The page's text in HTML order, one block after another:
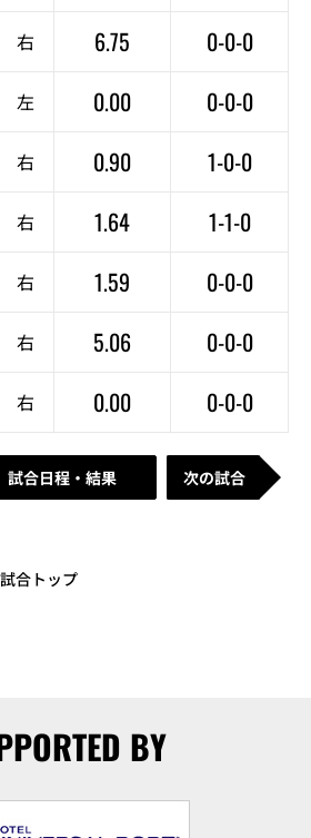
右 6.75 0-0-0
左 0.00 0-0-0
右 0.90 1-0-0
右 1.64 1-1-0
右 1.59 0-0-0
右 5.06 0-0-0
右 0.00 0-0-0
試合日程・結果 次の試合
試合トップ
BY